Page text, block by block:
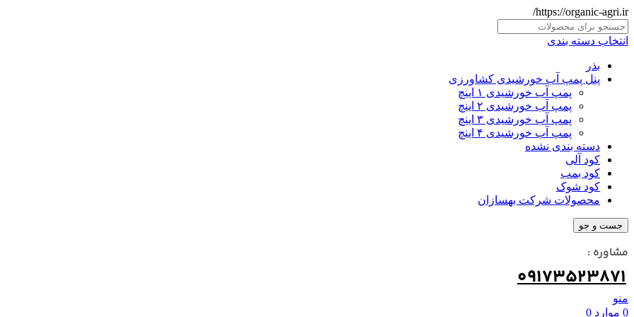
https://organic-agri.ir/
انتخاب دسته بندی
بذر
پنل پمپ آب خورشیدی کشاورزی
پمپ آب خورشیدی ۱ اینچ
پمپ آب خورشیدی ۲ اینچ
پمپ آب خورشیدی ۳ اینچ
پمپ آب خورشیدی ۴ اینچ
دسته بندی نشده
کود آلی
کود بمب
کود شوک
محصولات شرکت بهسازان
جست و جو
مشاوره :
09173523871
منو
0 موارد 0